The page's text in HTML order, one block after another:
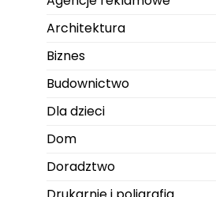
Architektura
Biznes
Budownictwo
Dla dzieci
Dom
Doradztwo